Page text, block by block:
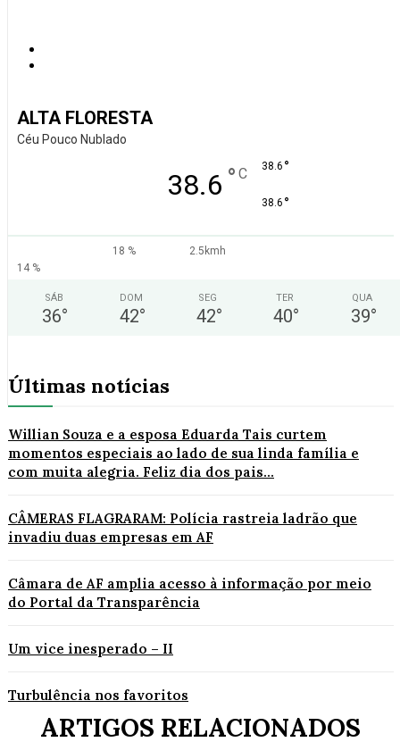
ALTA FLORESTA
Céu Pouco Nublado
38.6 ° C 38.6 °
38.6 °
18 %
2.5kmh
14 %
SÁB
36°
DOM
42°
SEG
42°
TER
40°
QUA
39°
Últimas notícias
Willian Souza e a esposa Eduarda Tais curtem
momentos especiais ao lado de sua linda família e
com muita alegria. Feliz dia dos pais...
CÂMERAS FLAGRARAM: Polícia rastreia ladrão que
invadiu duas empresas em AF
Câmara de AF amplia acesso à informação por meio
do Portal da Transparência
Um vice inesperado – II
Turbulência nos favoritos
ARTIGOS RELACIONADOS